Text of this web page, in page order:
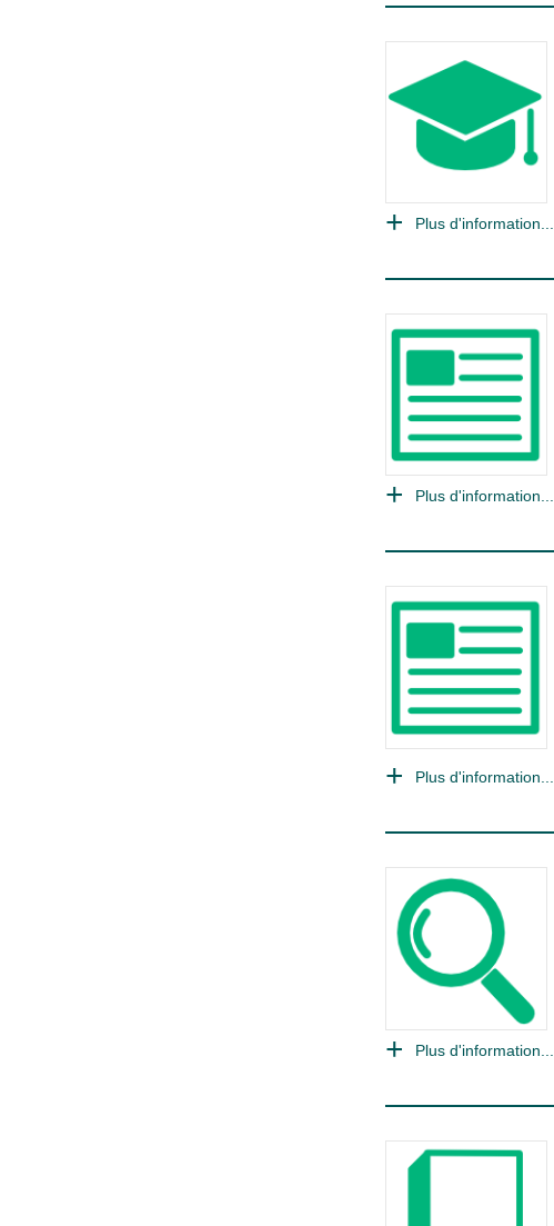
Plus d'information...
Plus d'information...
Plus d'information...
Plus d'information...